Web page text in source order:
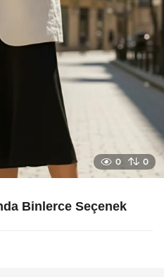
0 0
Binlerce Seçenek